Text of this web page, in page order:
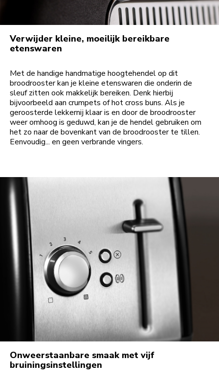
Verwijder kleine, moeilijk bereikbare
etenswaren
Met de handige handmatige hoogtehendel op dit
broodrooster kan je kleine etenswaren die onderin de
sleuf zitten ook makkelijk bereiken. Denk hierbij
bijvoorbeeld aan crumpets of hot cross buns. Als je
geroosterde lekkernij klaar is en door de broodrooster
weer omhoog is geduwd, kan je de hendel gebruiken om
het zo naar de bovenkant van de broodrooster te tillen.
Eenvoudig... en geen verbrande vingers.
Onweerstaanbare smaak met vijf
bruiningsinstellingen